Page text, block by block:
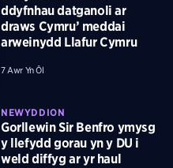
ddyfnhau datganoli ar
draws Cymru’ meddai
arweinydd Llafur Cymru
7 Awr Yn Ôl
NEWYDDION
Gorllewin Sir Benfro ymysg
y llefydd gorau yn y DU i
weld diffyg ar yr haul